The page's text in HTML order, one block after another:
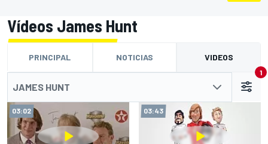
Vídeos James Hunt
PRINCIPAL NOTICIAS VIDEOS
JAMES HUNT
1
03:02 03:43